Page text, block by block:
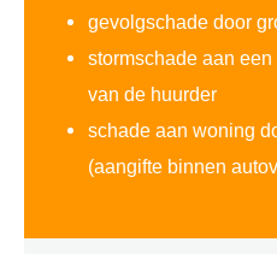
gevolgschade door
stormschade aan
van de huurder
schade aan woning
(aangifte binnen